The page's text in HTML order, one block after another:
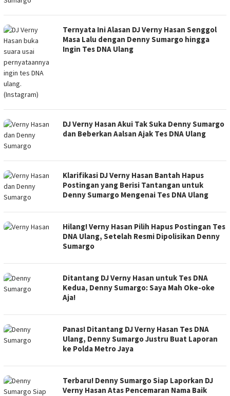
Ternyata Ini Alasan DJ Verny Hasan Senggol
Masa Lalu dengan Denny Sumargo hingga
Ingin Tes DNA Ulang
DJ Verny Hasan Akui Tak Suka Denny Sumargo
dan Beberkan Aalsan Ajak Tes DNA Ulang
Klarifikasi DJ Verny Hasan Bantah Hapus
Postingan yang Berisi Tantangan untuk
Denny Sumargo Mengenai Tes DNA Ulang
Hilang! Verny Hasan Pilih Hapus Postingan Tes
DNA Ulang, Setelah Resmi Dipolisikan Denny
Sumargo
Ditantang DJ Verny Hasan untuk Tes DNA
Kedua, Denny Sumargo: Saya Mah Oke-oke
Aja!
Panas! Ditantang DJ Verny Hasan Tes DNA
Ulang, Denny Sumargo Justru Buat Laporan
ke Polda Metro Jaya
Terbaru! Denny Sumargo Siap Laporkan DJ
Verny Hasan Atas Pencemaran Nama Baik